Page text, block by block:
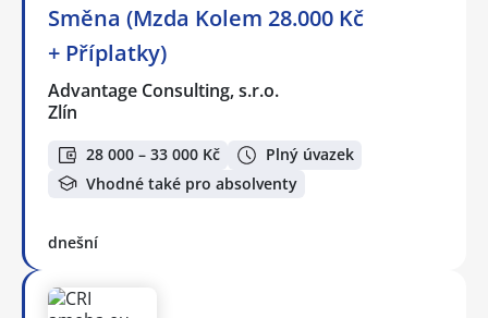
Směna (Mzda Kolem 28.000 Kč
+ Příplatky)
Advantage Consulting, s.r.o.
Zlín
28 000 – 33 000 Kč
Plný úvazek
Vhodné také pro absolventy
dnešní